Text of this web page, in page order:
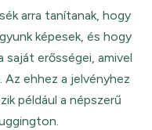
arra tanítanak, hogy
képesek, és hogy
saját erősségei, amivel
Az ehhez a jelvényhez
például a népszerű